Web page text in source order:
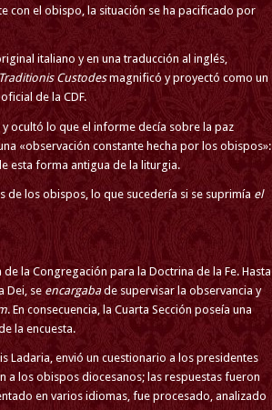
con el obispo, la situación se ha pacificado por
italiano y en una traducción al inglés,
Traditionis Custodesmagnificó y proyectó como un
de la CDF.
ocultó lo que el informe decía sobre la paz
«observación constante hecha por los obispos»:
esta forma antigua de la liturgia.
los obispos, lo que sucedería si se suprimía el
la Congregación para la Doctrina de la Fe. Hasta
Dei, se encargabade supervisar la observancia y
. En consecuencia, la Cuarta Sección poseía una
la encuesta.
Ladaria, envió un cuestionario a los presidentes
a los obispos diocesanos; las respuestas fueron
en varios idiomas, fue procesado, analizado